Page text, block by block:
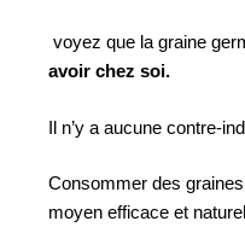
voyez que la graine
avoir chez soi.
Il n’y a aucune contre-
Consommer des
moyen efficace et